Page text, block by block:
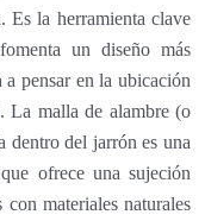
Es la herramienta clave
un diseño más
pensar en la ubicación
La malla de alambre (o
dentro del jarrón es una
ofrece una sujeción
materiales naturales